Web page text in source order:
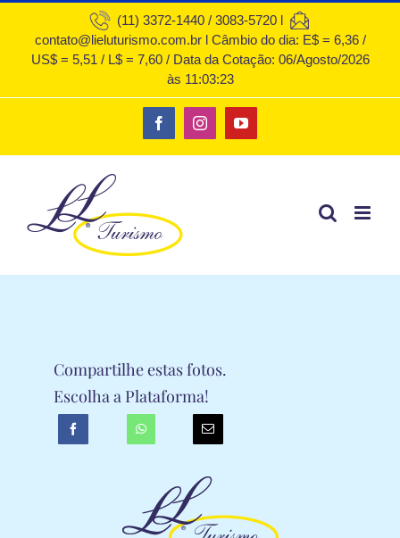
conteúdo
(11) 3372-1440 / 3083-5720 l
contato@lieluturismo.com.br l Câmbio do dia: E$ = 6,36 /
US$ = 5,51 / L$ = 7,60 / Data da Cotação: 06/Agosto/2026
às 11:03:23
FacebookInstagramYouTube
Compartilhe estas fotos.
Escolha a Plataforma!